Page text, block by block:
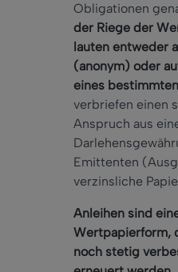
Obligationen
der Riege der
lauten entweder
(anonym) oder
eines
verbriefen einen
Anspruch aus
Emittenten
verzinsliche
Anleihen sind
Wertpapierform,
noch stetig